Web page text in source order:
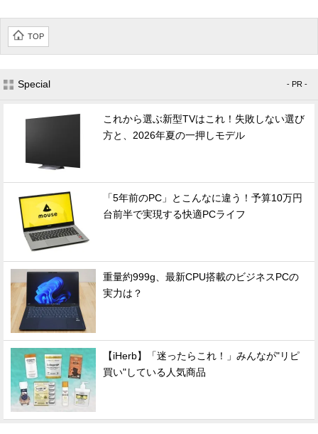
TOP
Special - PR -
これから選ぶ新型TVはこれ！失敗しない選び
方と、2026年夏の一押しモデル
「5年前のPC」とこんなに違う！予算10万円
台前半で実現する快適PCライフ
重量約999g、最新CPU搭載のビジネスPCの
実力は？
【iHerb】「迷ったらこれ！」みんなが"リピ
買い"している人気商品